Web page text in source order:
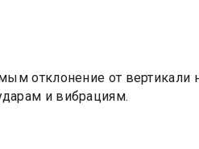
отклонение от вертикали
и вибрациям.